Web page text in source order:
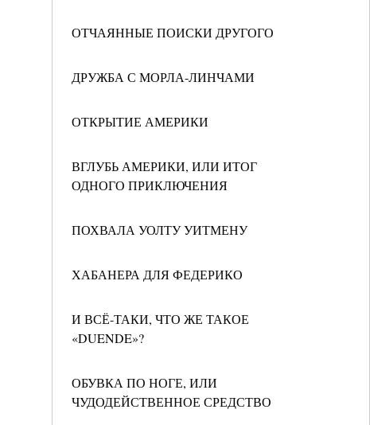
ОТЧАЯННЫЕ ПОИСКИ ДРУГОГО
ДРУЖБА С МОРЛА-ЛИНЧАМИ
ОТКРЫТИЕ АМЕРИКИ
ВГЛУБЬ АМЕРИКИ, ИЛИ ИТОГ
ОДНОГО ПРИКЛЮЧЕНИЯ
ПОХВАЛА УОЛТУ УИТМЕНУ
ХАБАНЕРА ДЛЯ ФЕДЕРИКО
И ВСЁ-ТАКИ, ЧТО ЖЕ ТАКОЕ
«DUENDE»?
ОБУВКА ПО НОГЕ, ИЛИ
ЧУДОДЕЙСТВЕННОЕ СРЕДСТВО